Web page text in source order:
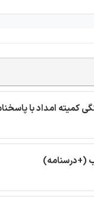
کمیته امداد با
(+درسنامه)